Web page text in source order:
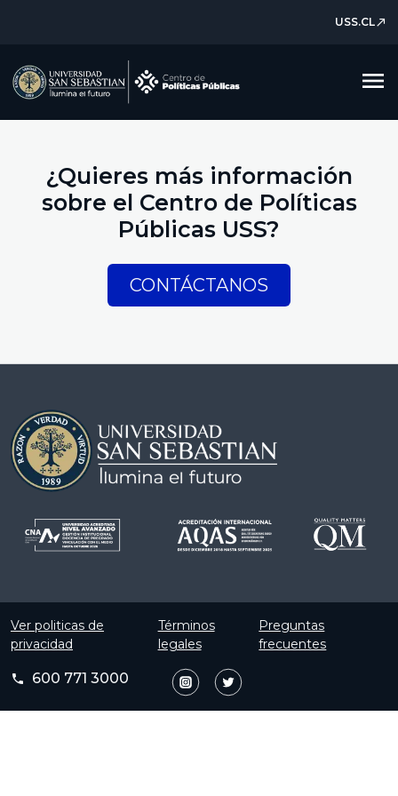
USS.CLnorth_east
menu
¿Quieres más información
sobre el Centro de Políticas
Públicas USS?
CONTÁCTANOS
Ver politicas de
privacidad
Términos
legales
Preguntas
frecuentes
phone 600 771 3000